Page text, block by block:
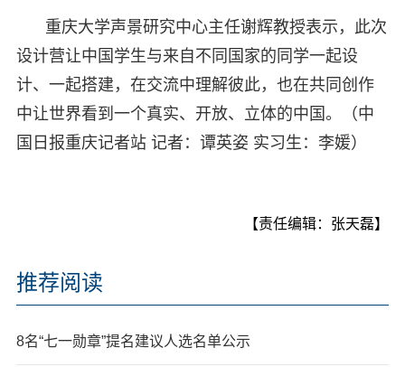
重庆大学声景研究中心主任谢辉教授表示，此次
设计营让中国学生与来自不同国家的同学一起设
计、一起搭建，在交流中理解彼此，也在共同创作
中让世界看到一个真实、开放、立体的中国。（中
国日报重庆记者站 记者：谭英姿 实习生：李媛）
【责任编辑：张天磊】
推荐阅读
8名“七一勋章”提名建议人选名单公示